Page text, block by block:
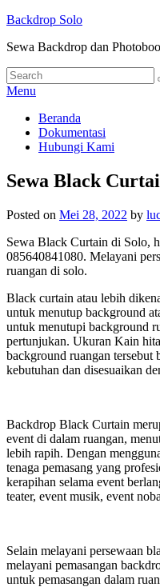
Skip
content
Backdrop Solo
Sewa Backdrop dan
Search
for:
Menu
Primary
menu
Beranda
Dokumentasi
Hubungi Kami
Sewa Black
Posted on Mei 28, 2022 by
Sewa Black Curtain di Solo,
085640841080. Melayani
ruangan di solo.
Black curtain atau lebih
untuk menutup background
untuk menutupi background
pertunjukan. Ukuran Kain
background ruangan tersebut
kebutuhan dan disesuaikan
Backdrop Black Curtain
event di dalam ruangan,
lebih rapih. Dengan
tenaga pemasang yang
kerapihan selama event
teater, event musik, event
Selain melayani persewaan
melayani pemasangan
untuk pemasangan dalam